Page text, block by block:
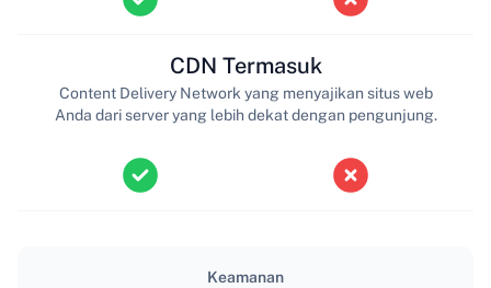
CDN Termasuk
Content Delivery Network yang menyajikan situs web
Anda dari server yang lebih dekat dengan pengunjung.
Keamanan